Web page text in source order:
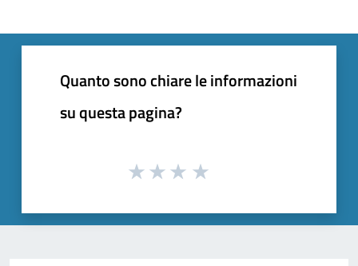
Quanto sono chiare le informazioni
su questa pagina?